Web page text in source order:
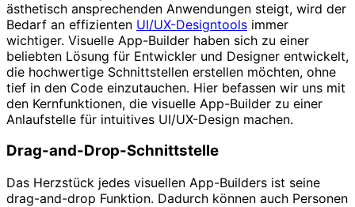
ästhetisch ansprechenden Anwendungen steigt, wird der
Bedarf an effizienten UI/UX-Designtools immer
wichtiger. Visuelle App-Builder haben sich zu einer
beliebten Lösung für Entwickler und Designer entwickelt,
die hochwertige Schnittstellen erstellen möchten, ohne
tief in den Code einzutauchen. Hier befassen wir uns mit
den Kernfunktionen, die visuelle App-Builder zu einer
Anlaufstelle für intuitives UI/UX-Design machen.
Drag-and-Drop-Schnittstelle
Das Herzstück jedes visuellen App-Builders ist seine
drag-and-drop Funktion. Dadurch können auch Personen